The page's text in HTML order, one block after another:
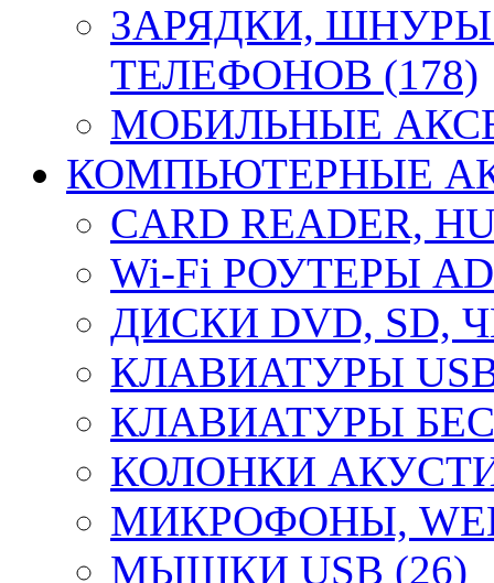
ЗАРЯДКИ,
ТЕЛЕФОНОВ (178)
МОБИЛЬНЫЕ
КОМПЬЮТЕРНЫЕ
CARD READER,
Wi-Fi РОУТЕРЫ
ДИСКИ DVD, SD,
КЛАВИАТУРЫ
КЛАВИАТУРЫ
КОЛОНКИ
МИКРОФОНЫ,
МЫШКИ USB (26)